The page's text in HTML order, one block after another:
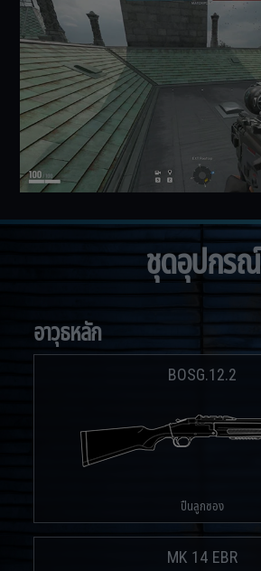
ชุดอุปกรณ์
อาวุธหลัก
BOSG.12.2
ปืนลูกซอง
MK 14 EBR